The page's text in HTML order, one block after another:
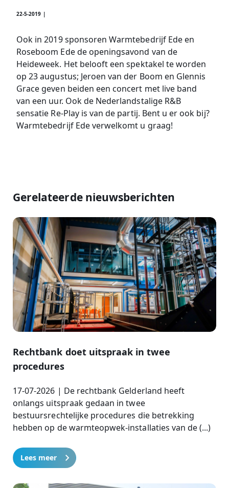
22-5-2019 |
Ook in 2019 sponsoren Warmtebedrijf Ede en
Roseboom Ede de openingsavond van de
Heideweek. Het belooft een spektakel te worden
op 23 augustus; Jeroen van der Boom en Glennis
Grace geven beiden een concert met live band
van een uur. Ook de Nederlandstalige R&B
sensatie Re-Play is van de partij. Bent u er ook bij?
Warmtebedrijf Ede verwelkomt u graag!
Gerelateerde nieuwsberichten
Rechtbank doet uitspraak in twee
procedures
17-07-2026 | De rechtbank Gelderland heeft
onlangs uitspraak gedaan in twee
bestuursrechtelijke procedures die betrekking
hebben op de warmteopwek-installaties van de (...)
Lees meer